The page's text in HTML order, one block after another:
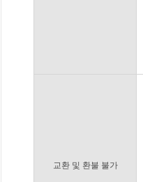
교환 및 환불 불가